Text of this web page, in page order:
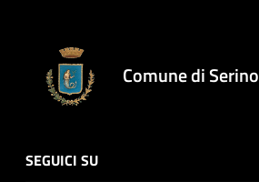
Comune di Serino
SEGUICI SU